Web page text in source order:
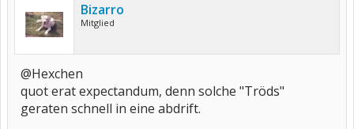
Bizarro
Mitglied
@Hexchen
quot erat expectandum, denn solche "Tröds"
geraten schnell in eine abdrift.